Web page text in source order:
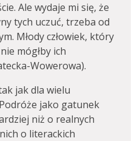
Ale wydaje mi się, że
tych uczuć, trzeba od
Młody człowiek, który
mógłby ich
Wowerowa).
jak dla wielu
jako gatunek
niż o realnych
o literackich